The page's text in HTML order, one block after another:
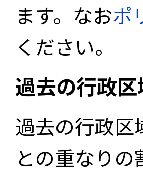
ます。なおポ
ください。
過去の行政
過去の行政
との重なり